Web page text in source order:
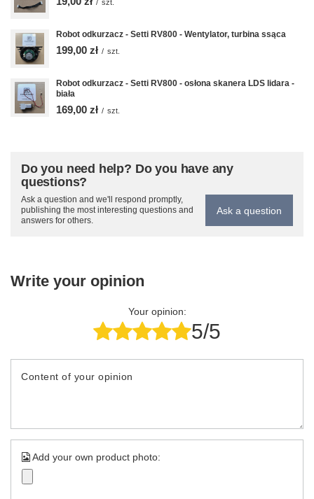
/ szt.
Robot odkurzacz - Setti RV800 - Wentylator, turbina ssąca
199,00 zł / szt.
Robot odkurzacz - Setti RV800 - osłona skanera LDS lidara -
biała
169,00 zł / szt.
Do you need help? Do you have any
questions?
Ask a question and we'll respond promptly,
publishing the most interesting questions and
answers for others.
Ask a question
Write your opinion
Your opinion:
5/5
Content of your opinion
Add your own product photo: